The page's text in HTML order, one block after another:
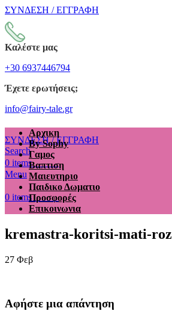
ΣΥΝΔΕΣΗ / ΕΓΓΡΑΦΗ
Καλέστε μας
+30 6937446794
Έχετε ερωτήσεις;
info@fairy-tale.gr
ΣΥΝΔΕΣΗ / ΕΓΓΡΑΦΗ
Search
0 items €0.00
Menu
0 items €0.00
Αρχικη
By Sophy
Γαμος
Βαπτιση
Μαιευτηριο
Παιδικο Δωματιο
Προσφορές
Επικοινωνια
kremastra-koritsi-mati-roz
27 Φεβ
Αφήστε μια απάντηση